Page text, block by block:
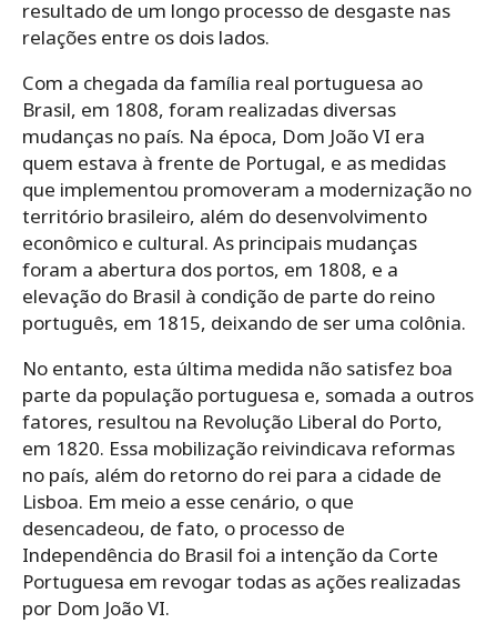
resultado de um longo processo de desgaste nas
relações entre os dois lados.
Com a chegada da família real portuguesa ao
Brasil, em 1808, foram realizadas diversas
mudanças no país. Na época, Dom João VI era
quem estava à frente de Portugal, e as medidas
que implementou promoveram a modernização no
território brasileiro, além do desenvolvimento
econômico e cultural. As principais mudanças
foram a abertura dos portos, em 1808, e a
elevação do Brasil à condição de parte do reino
português, em 1815, deixando de ser uma colônia.
No entanto, esta última medida não satisfez boa
parte da população portuguesa e, somada a outros
fatores, resultou na Revolução Liberal do Porto,
em 1820. Essa mobilização reivindicava reformas
no país, além do retorno do rei para a cidade de
Lisboa. Em meio a esse cenário, o que
desencadeou, de fato, o processo de
Independência do Brasil foi a intenção da Corte
Portuguesa em revogar todas as ações realizadas
por Dom João VI.